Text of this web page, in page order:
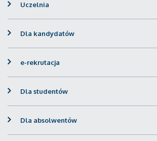
Uczelnia
Dla kandydatów
e-rekrutacja
Dla studentów
Dla absolwentów